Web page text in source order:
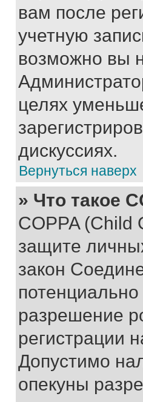
вам после
учетную
возможно вы
целях
дискуссиях.
Вернуться наверх
» Что такое
COPPA (Child
защите
закон
разрешение
регистрации
Допустимо
опекуны